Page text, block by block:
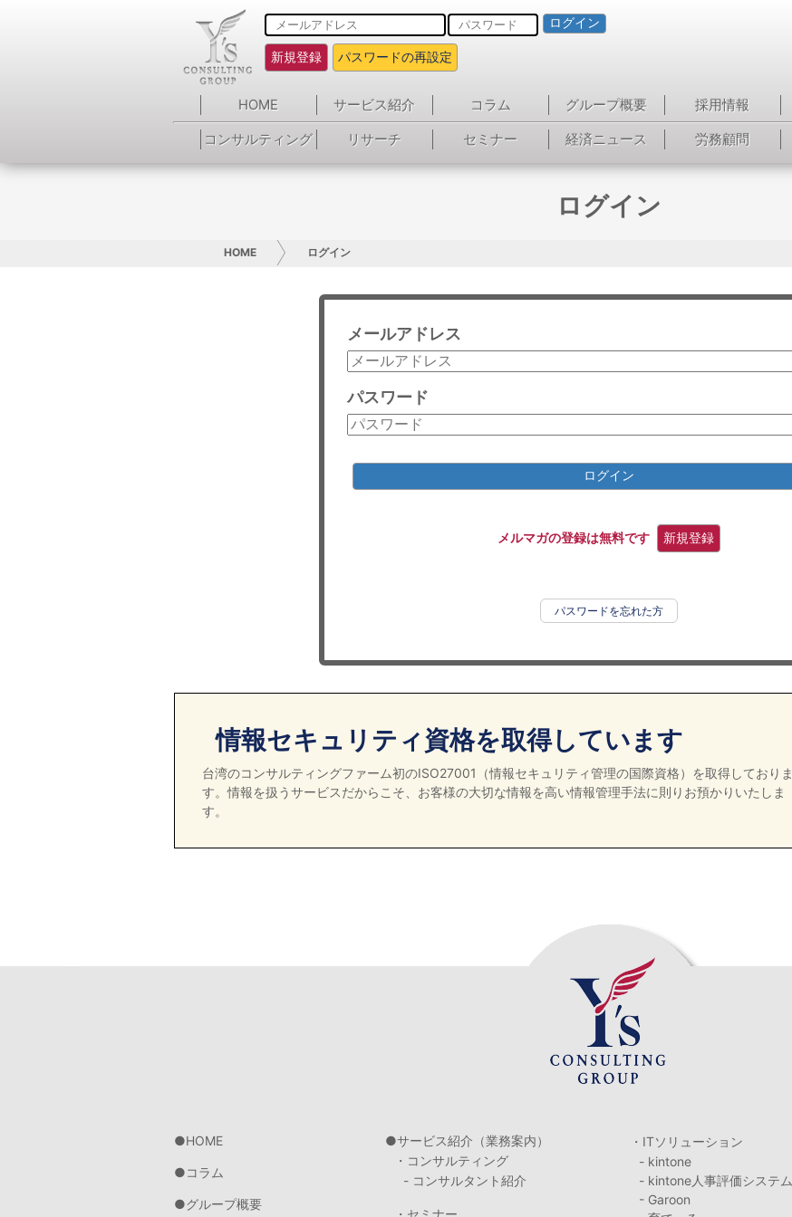
ログイン
新規登録 パスワードの再設定
HOME サービス紹介 コラム グループ概要 採用情報
コンサルティング
リサーチ セミナー 経済ニュース 労務顧問
ログイン
HOME ログイン
メールアドレス
パスワード
ログイン
メルマガの登録は無料です 新規登録
パスワードを忘れた方
情報セキュリティ資格を取得しています
台湾のコンサルティングファーム初のISO27001（情報セキュリティ管理の国際資格）を取得しておりま
す。情報を扱うサービスだからこそ、お客様の大切な情報を高い情報管理手法に則りお預かりいたしま
す。
HOME
コラム
グループ概要
サービス紹介（業務案内）
・コンサルティング
- コンサルタント紹介
・セミナー
・ITソリューション
- kintone
- kintone人事評価システム
- Garoon